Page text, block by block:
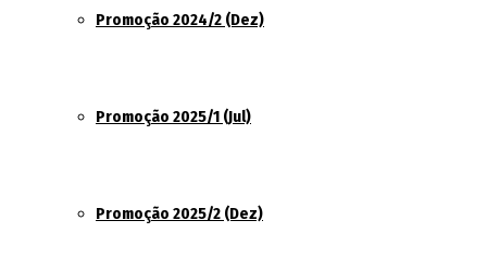
Promoção 2024/2 (Dez)
Promoção 2025/1 (Jul)
Promoção 2025/2 (Dez)